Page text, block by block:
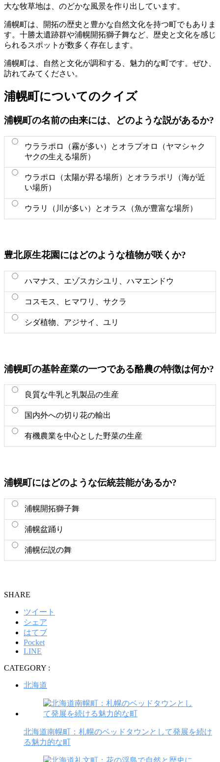
大な牧草地は、のどかな風景を作り出しています。
浦幌町は、開拓の歴史と豊かな自然文化を持つ町でもありま
す。十勝太遺跡群や浦幌開拓獅子舞など、歴史と文化を感じ
られるスポットが数多く存在します。
浦幌町は、自然と文化が調和する、魅力的な町です。ぜひ、
訪れてみてください。
浦幌町についてのクイズ
浦幌町の名前の由来には、どのような説があるか?
ウララポロ（霧が多い）とオラプオロ（ヤマシャク
ヤクの生える場所）
ウラポロ（太陽が昇る場所）とオララポリ（海が近
い場所）
ウラリ（川が多い）とオラス（魚が豊富な場所）
豊北原生花園にはどのような植物が咲くか?
ハマナス、エゾスカシユリ、ハマエンドウ
コスモス、ヒマワリ、サクラ
シダ植物、アジサイ、ユリ
浦幌町の基幹産業の一つである酪農の特徴は何か?
良質な牛乳と乳製品の生産
国内外への切り花の輸出
有機農業を中心とした野菜の生産
浦幌町にはどのような伝統芸能があるか?
浦幌開拓獅子舞
浦幌盆踊り
浦幌伝説の舞
SHARE
ツイート
シェア
はてブ
Pocket
LINE
CATEGORY :
北海道
北海道南幌町：札幌のベッドタウンとして発展を続け
る魅力的な町